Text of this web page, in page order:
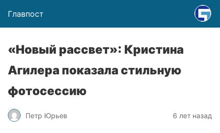
Главпост
«Новый рассвет»: Кристина
Агилера показала стильную
фотосессию
Петр Юрьев 6 лет назад